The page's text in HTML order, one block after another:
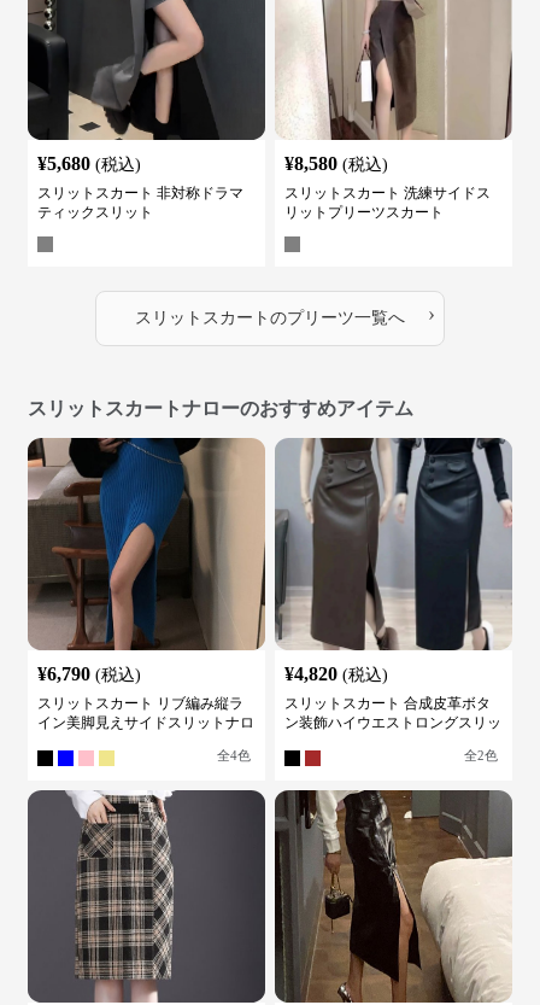
¥5,680 (税込)
スリットスカート 非対称ドラマ
ティックスリット
¥8,580 (税込)
スリットスカート 洗練サイドス
リットプリーツスカート
スリットスカート のプリーツ一覧へ ›
スリットスカートナローのおすすめアイテム
¥6,790 (税込)
スリットスカート リブ編み縦ラ
イン美脚見えサイドスリットナロ
全4色
¥4,820 (税込)
スリットスカート 合成皮革ボタ
ン装飾ハイウエストロングスリッ
全2色